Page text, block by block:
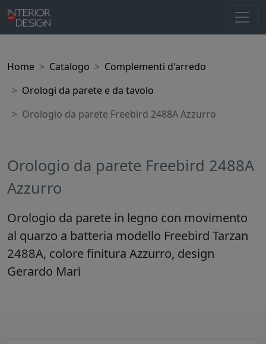
Home Catalogo
Complementi d'arredo
Orologi da parete e da tavolo
Orologio da parete Freebird 2488A Azzurro
Orologio da parete Freebird 2488A
Azzurro
Orologio da parete in legno con movimento
al quarzo a batteria modello Freebird Tarzan
2488A, colore finitura Azzurro, design
Gerardo Marì